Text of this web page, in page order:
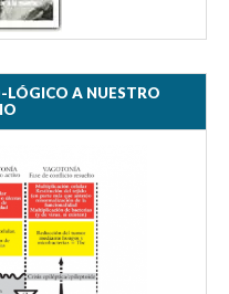
LÓGICO A NUESTRO